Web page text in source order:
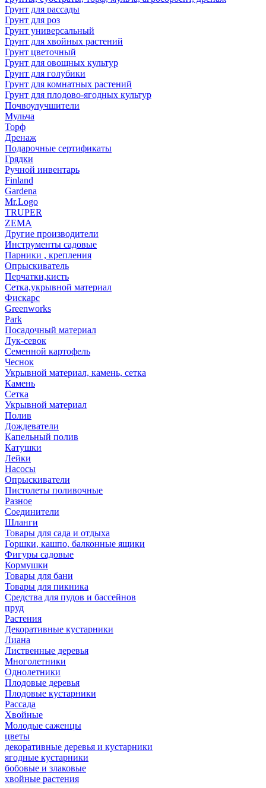
Грунт для рассады
Грунт для роз
Грунт универсальный
Грунт для хвойных растений
Грунт цветочный
Грунт для овощных культур
Грунт для голубики
Грунт для комнатных растений
Грунт для плодово-ягодных культур
Почвоулучшители
Мульча
Торф
Дренаж
Подарочные сертификаты
Грядки
Ручной инвентарь
Finland
Gardena
Mr.Logo
TRUPER
ZEMA
Другие производители
Инструменты садовые
Парники , крепления
Опрыскиватель
Перчатки,кисть
Сетка,укрывной материал
Фискарс
Greenworks
Park
Посадочный материал
Лук-севок
Семенной картофель
Чеснок
Укрывной материал, камень, сетка
Камень
Сетка
Укрывной материал
Полив
Дождеватели
Капельный полив
Катушки
Лейки
Насосы
Опрыскиватели
Пистолеты поливочные
Разное
Соединители
Шланги
Товары для сада и отдыха
Горшки, кашпо, балконные ящики
Фигуры садовые
Кормушки
Товары для бани
Товары для пикника
Средства для пудов и бассейнов
пруд
Растения
Декоративные кустарники
Лиана
Лиственные деревья
Многолетники
Однолетники
Плодовые деревья
Плодовые кустарники
Рассада
Хвойные
Молодые саженцы
цветы
декоративные деревья и кустарники
ягодные кустарники
бобовые и злаковые
хвойные растения